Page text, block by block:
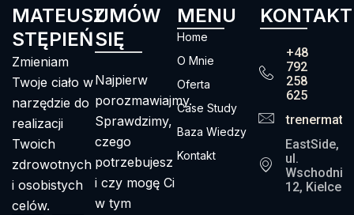
MATEUSZ
STĘPIEŃ
Zmieniam
Twoje ciało w
narzędzie do
realizacji
Twoich
zdrowotnych
i osobistych
celów.
UMÓW
SIĘ
Najpierw
porozmawiajmy.
Sprawdzimy,
czego
potrzebujesz
i czy mogę Ci
w tym
MENU
Home
O Mnie
Oferta
Case Study
Baza Wiedzy
Kontakt
KONTAKT
+48
792
258
625
EastSide,
ul.
Wschodnia
12, Kielce